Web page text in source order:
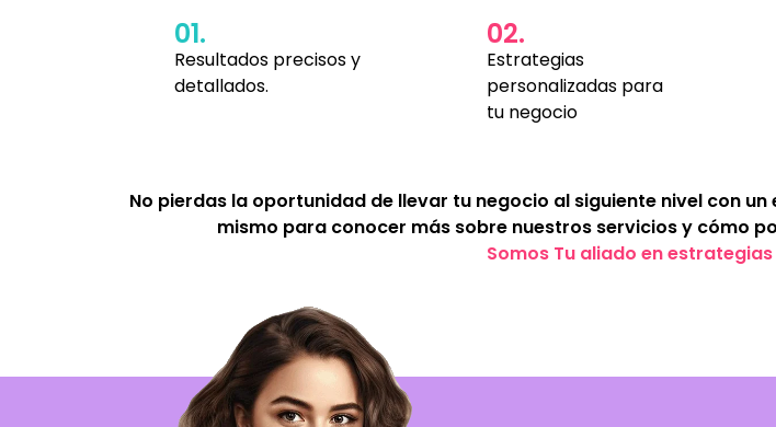
01.
Resultados precisos y
detallados.
02.
Estrategias
personalizadas para
tu negocio
No pierdas la oportunidad de llevar tu negocio al siguiente nivel con
mismo para conocer más sobre nuestros servicios y cómo
Somos Tu aliado en